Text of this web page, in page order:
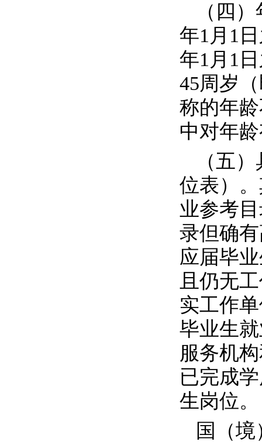
（四
年1 月 1
年1 月 1
45周岁
称的年
中对年
（五
位表）
业参考
录但确
应届毕
且仍无
实工作
毕业生
服务机
已完成
生岗位。
国（